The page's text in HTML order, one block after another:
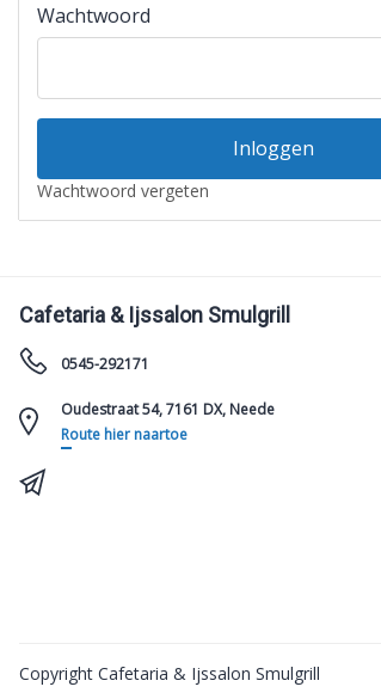
Wachtwoord
Wachtwoord vergeten
Cafetaria & Ijssalon Smulgrill
0545-292171
Oudestraat 54, 7161 DX, Neede
Route hier naartoe
Copyright Cafetaria & Ijssalon Smulgrill